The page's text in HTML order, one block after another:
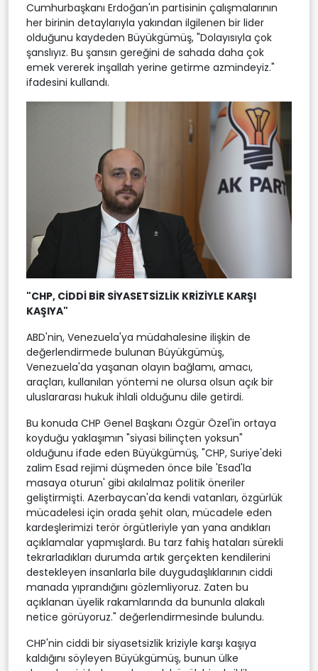
Cumhurbaşkanı Erdoğan'ın partisinin çalışmalarının
her birinin detaylarıyla yakından ilgilenen bir lider
olduğunu kaydeden Büyükgümüş, "Dolayısıyla çok
şanslıyız. Bu şansın gereğini de sahada daha çok
emek vererek inşallah yerine getirme azmindeyiz."
ifadesini kullandı.
"CHP, CİDDİ BİR SİYASETSİZLİK KRİZİYLE KARŞI
KAŞIYA"
ABD'nin, Venezuela'ya müdahalesine ilişkin de
değerlendirmede bulunan Büyükgümüş,
Venezuela'da yaşanan olayın bağlamı, amacı,
araçları, kullanılan yöntemi ne olursa olsun açık bir
uluslararası hukuk ihlali olduğunu dile getirdi.
Bu konuda CHP Genel Başkanı Özgür Özel'in ortaya
koyduğu yaklaşımın "siyasi bilinçten yoksun"
olduğunu ifade eden Büyükgümüş, "CHP, Suriye'deki
zalim Esad rejimi düşmeden önce bile 'Esad'la
masaya oturun' gibi akılalmaz politik öneriler
geliştirmişti. Azerbaycan'da kendi vatanları, özgürlük
mücadelesi için orada şehit olan, mücadele eden
kardeşlerimizi terör örgütleriyle yan yana andıkları
açıklamalar yapmışlardı. Bu tarz fahiş hataları sürekli
tekrarladıkları durumda artık gerçekten kendilerini
destekleyen insanlarla bile duygudaşlıklarının ciddi
manada yıprandığını gözlemliyoruz. Zaten bu
açıklanan üyelik rakamlarında da bununla alakalı
netice görüyoruz." değerlendirmesinde bulundu.
CHP'nin ciddi bir siyasetsizlik kriziyle karşı kaşıya
kaldığını söyleyen Büyükgümüş, bunun ülke